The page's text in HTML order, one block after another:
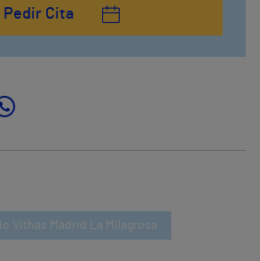
Pedir Cita
Vithas Madrid La Milagrosa